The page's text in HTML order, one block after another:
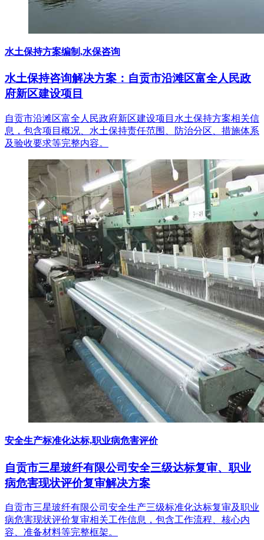
水土保持方案编制,水保咨询
水土保持咨询解决方案：自贡市沿滩区富全人民政
府新区建设项目
自贡市沿滩区富全人民政府新区建设项目水土保持方案相关信
息，包含项目概况、水土保持责任范围、防治分区、措施体系
及验收要求等完整内容。
安全生产标准化达标,职业病危害评价
自贡市三星玻纤有限公司安全三级达标复审、职业
病危害现状评价复审解决方案
自贡市三星玻纤有限公司安全生产三级标准化达标复审及职业
病危害现状评价复审相关工作信息，包含工作流程、核心内
容、准备材料等完整框架。